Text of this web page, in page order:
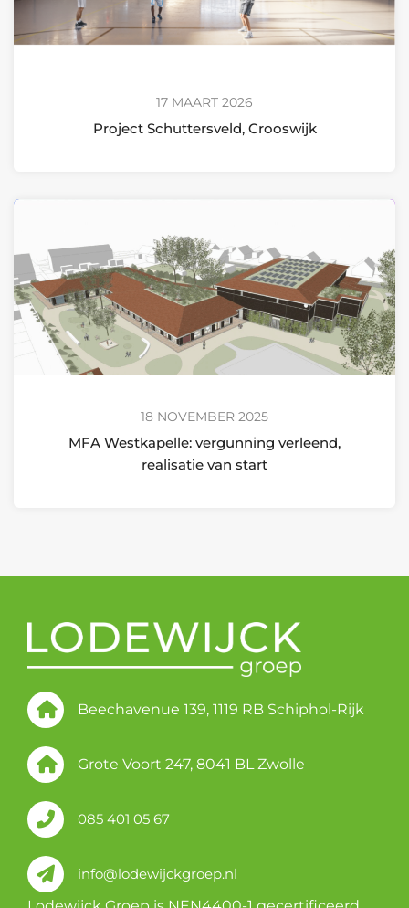
17 MAART 2026
Project Schuttersveld, Crooswijk
18 NOVEMBER 2025
MFA Westkapelle: vergunning verleend,
realisatie van start
Beechavenue 139, 1119 RB Schiphol-Rijk
Grote Voort 247, 8041 BL Zwolle
085 401 05 67
info@lodewijckgroep.nl